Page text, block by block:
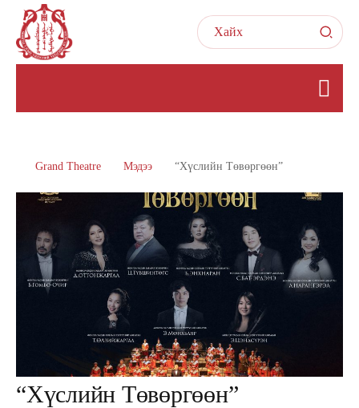
Grand Theatre Мэдээ “Хүслийн Төвөргөөн”
“Хүслийн Төвөргөөн”